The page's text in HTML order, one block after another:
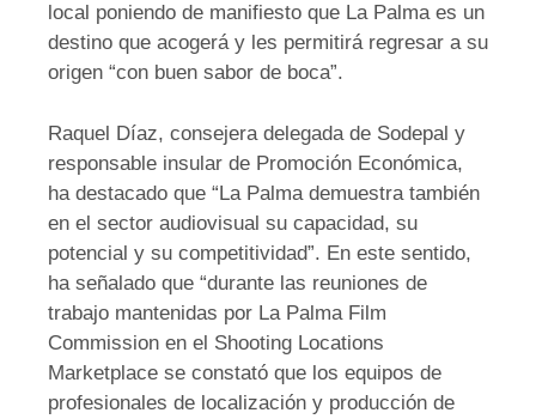
local poniendo de manifiesto que La Palma es un
destino que acogerá y les permitirá regresar a su
origen “con buen sabor de boca”.
Raquel Díaz, consejera delegada de Sodepal y
responsable insular de Promoción Económica,
ha destacado que “La Palma demuestra también
en el sector audiovisual su capacidad, su
potencial y su competitividad”. En este sentido,
ha señalado que “durante las reuniones de
trabajo mantenidas por La Palma Film
Commission en el Shooting Locations
Marketplace se constató que los equipos de
profesionales de localización y producción de